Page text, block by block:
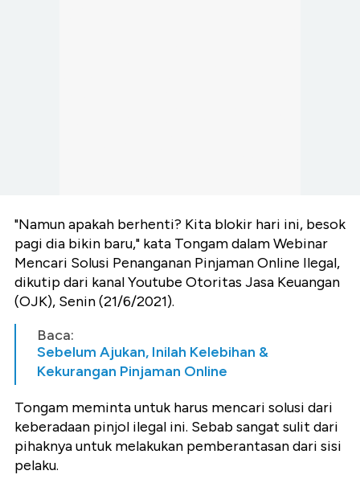
"Namun apakah berhenti? Kita blokir hari ini, besok
pagi dia bikin baru," kata Tongam dalam Webinar
Mencari Solusi Penanganan Pinjaman Online Ilegal,
dikutip dari kanal Youtube Otoritas Jasa Keuangan
(OJK), Senin (21/6/2021).
Baca:
Sebelum Ajukan, Inilah Kelebihan &
Kekurangan Pinjaman Online
Tongam meminta untuk harus mencari solusi dari
keberadaan pinjol ilegal ini. Sebab sangat sulit dari
pihaknya untuk melakukan pemberantasan dari sisi
pelaku.